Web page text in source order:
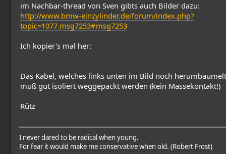
im Nachbar-thread von Sven gibts auch Bilder dazu:
http://www.bmw-einzylinder.de/forum/index.php?
topic=1077.msg7253#msg7253
Ich kopier's mal her:
Das Kabel, welches links unten im Bild noch herumbaumelt
muß gut isoliert weggepackt werden (kein Massekontakt!)
Rütz
I never dared to be radical when young.
For fear it would make me conservative when old. (Robert Frost)